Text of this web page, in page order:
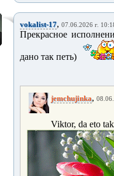
vokalist-17, 07.06.2026 г.
Прекрасное
дано так петь)
jemchujinka,
Viktor, da eto